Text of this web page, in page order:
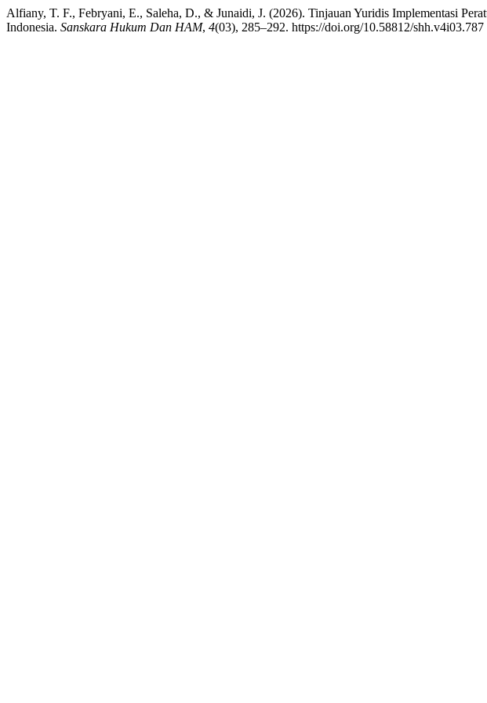
Alfiany, T. F., Febryani, E., Saleha, D., & Junaidi, J. (2026). Tinjauan Yuridis Implementasi
Indonesia. Sanskara Hukum Dan HAM, 4(03), 285–292. https://doi.org/10.58812/shh.v4i03.787